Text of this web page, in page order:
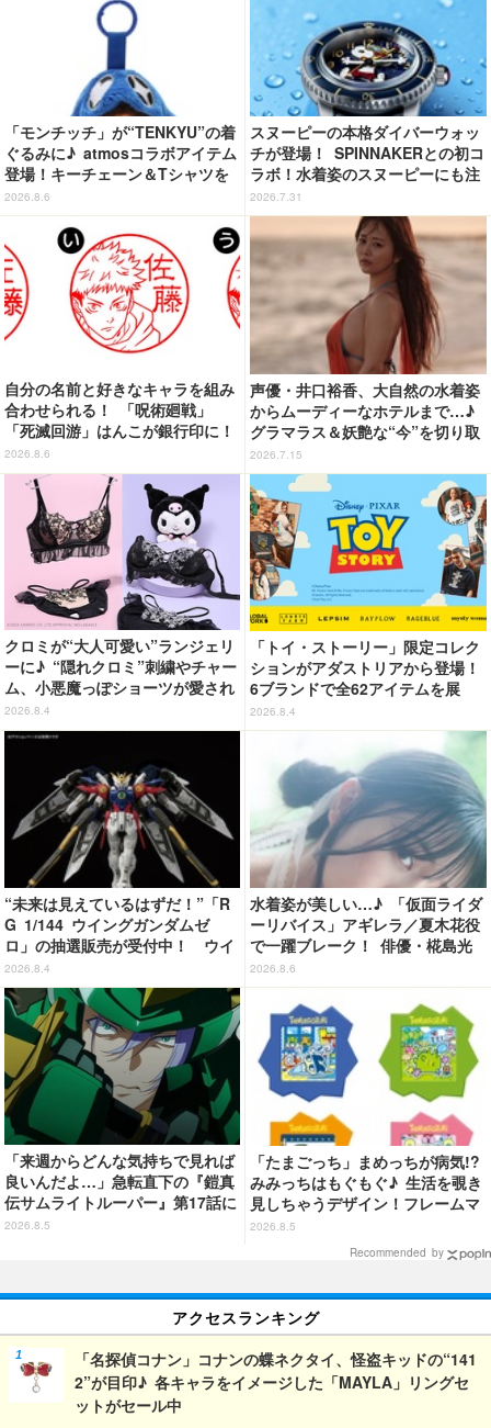
「モンチッチ」が“TENKYU”の着
ぐるみに♪ atmosコラボアイテム
登場！キーチェーン＆Tシャツを
展開
2026.8.6
スヌーピーの本格ダイバーウォッ
チが登場！ SPINNAKERとの初コ
ラボ！水着姿のスヌーピーにも注
目
2026.7.31
自分の名前と好きなキャラを組み
合わせられる！ 「呪術廻戦」
「死滅回游」はんこが銀行印に！
虎杖悠仁、乙骨憂太ら16キャラ追
加で全104種
2026.8.6
声優・井口裕香、大自然の水着姿
からムーディーなホテルまで…♪
グラマラス＆妖艶な“今”を切り取
り！3冊目写真集が発売中
2026.7.15
クロミが“大人可愛い”ランジェリ
ーに♪ “隠れクロミ”刺繍やチャー
ム、小悪魔っぽショーツが愛され
度満点◎
2026.8.4
「トイ・ストーリー」限定コレク
ションがアダストリアから登場！
6ブランドで全62アイテムを展
開 店舗で購入するとオリジナル
マグネットをプレゼント☆
2026.8.4
“未来は見えているはずだ！”「R
G 1/144 ウイングガンダムゼ
ロ」の抽選販売が受付中！ ウイ
ングバインダーにRGならではの
ギミックを搭載
2026.8.4
水着姿が美しい…♪ 「仮面ライダ
ーリバイス」アギレラ／夏木花役
で一躍ブレーク！ 俳優・椛島光
の2nd写真集が予約開始
2026.8.6
「来週からどんな気持ちで見れば
良いんだよ…」急転直下の『鎧真
伝サムライトルーパー』第17話に
感情の追いつかない視聴者が続
2026.8.5
「たまごっち」まめっちが病気!?
みみっちはもぐもぐ♪ 生活を覗き
見しちゃうデザイン！フレームマ
グネット「ぴたっとフレーム」登
2026.8.5
Recommended by
アクセスランキング
「名探偵コナン」コナンの蝶ネクタイ、怪盗キッドの“141
2”が目印♪ 各キャラをイメージした「MAYLA」リングセ
ットがセール中